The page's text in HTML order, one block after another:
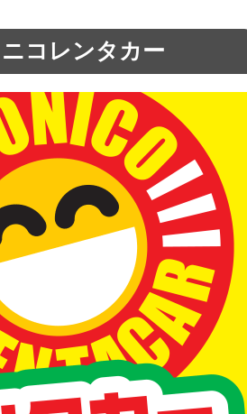
コレンタカー